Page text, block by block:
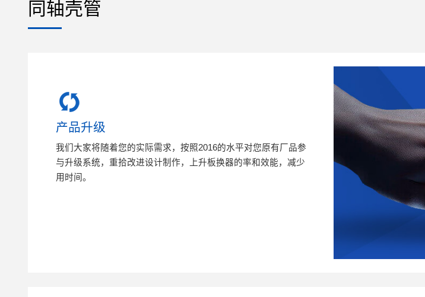
同轴壳管
产品升级
我们大家将随着您的实际需求，按照2016的水平对您原有厂品参
与升级系统，重拾改进设计制作，上升板换器的率和效能，减少
用时间。